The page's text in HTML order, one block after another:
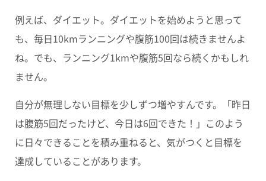
例えば、ダイエット。ダイエットを始めようと思って
も、毎日10kmランニングや腹筋100回は続きませんよ
ね。でも、ランニング1kmや腹筋5回なら続くかもしれ
ません。
自分が無理しない目標を少しずつ増やすんです。「昨日
は腹筋5回だったけど、今日は6回できた！」このよう
に日々できることを積み重ねると、気がつくと目標を
達成していることがあります。